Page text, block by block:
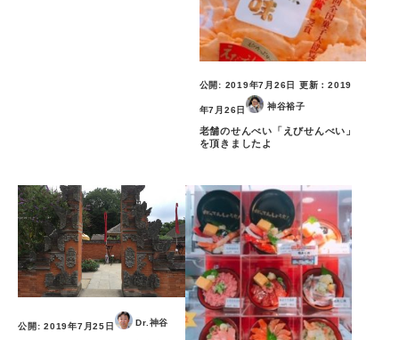
公開: 2019年7月26日 更新：2019
年7月26日 神谷裕子
老舗のせんべい「えびせんべい」
を頂きましたよ
公開: 2019年7月25日 Dr.神谷